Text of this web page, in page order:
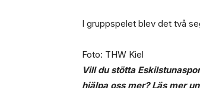
I gruppspelet blev det två
Foto: THW Kiel
Vill du stötta
hjälpa oss mer? Läs mer